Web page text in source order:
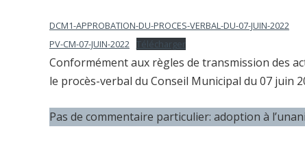
DCM1-APPROBATION-DU-PROCES-VERBAL-DU-07-JUIN-2022
PV-CM-07-JUIN-2022 Télécharger
Conformément aux règles de transmission des
le procès-verbal du Conseil Municipal du 07 juin
Pas de commentaire particulier: adoption à